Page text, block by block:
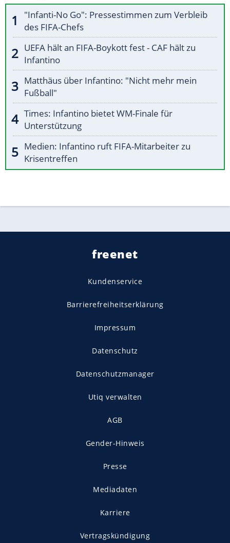
"Infanti-No Go": Pressestimmen zum Verbleib
des FIFA-Chefs
UEFA hält an FIFA-Boykott fest - CAF hält zu
Infantino
Matthäus über Infantino: "Nicht mehr mein
Fußball"
Times: Infantino bietet WM-Finale für
Unterstützung
Medien: Infantino ruft FIFA-Mitarbeiter zu
Krisentreffen
freenet
Kundenservice
Barrierefreiheitserklärung
Impressum
Datenschutz
Datenschutzmanager
Utiq verwalten
AGB
Gender-Hinweis
Presse
Mediadaten
Karriere
Vertragskündigung